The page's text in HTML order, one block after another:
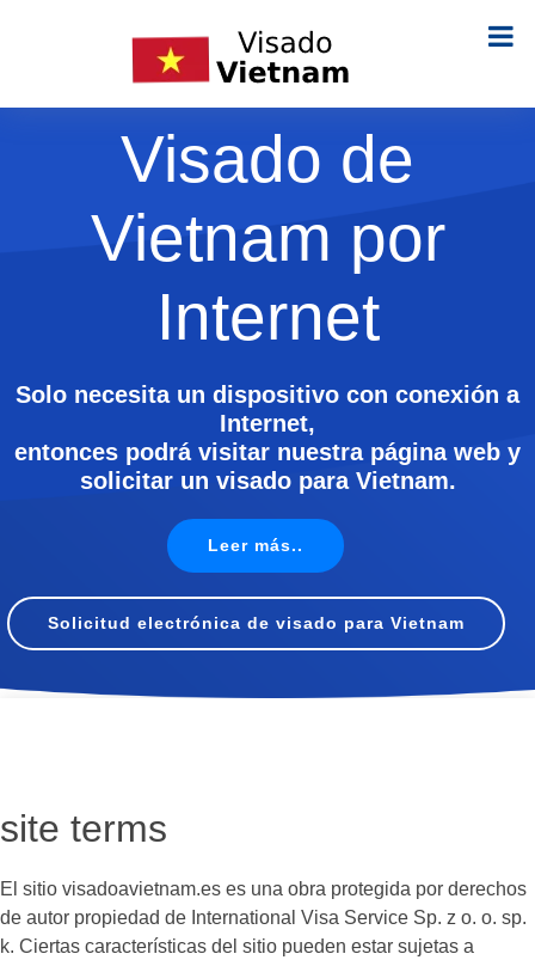
Visado de
Vietnam por
Internet
Solo necesita un dispositivo con conexión a
Internet,
entonces podrá visitar nuestra página web y
solicitar un visado para Vietnam.
Leer más..
Solicitud electrónica de visado para Vietnam
site terms
El sitio visadoavietnam.es es una obra protegida por derechos
de autor propiedad de International Visa Service Sp. z o. o. sp.
k. Ciertas características del sitio pueden estar sujetas a